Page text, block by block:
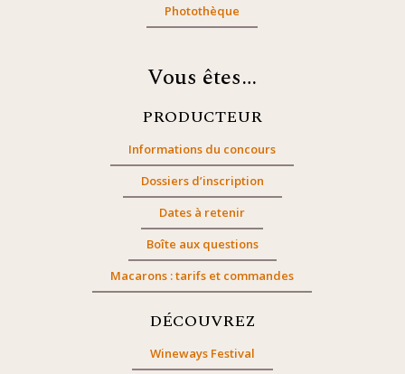
Photothèque
Vous êtes…
PRODUCTEUR
Informations du concours
Dossiers d’inscription
Dates à retenir
Boîte aux questions
Macarons : tarifs et commandes
DÉCOUVREZ
Wineways Festival